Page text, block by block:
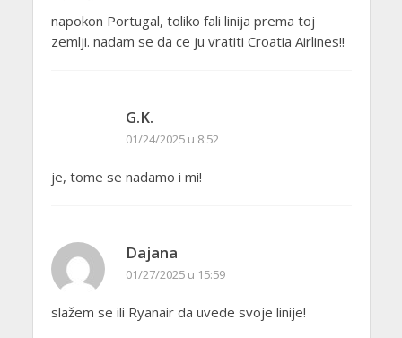
napokon Portugal, toliko fali linija prema toj
zemlji. nadam se da ce ju vratiti Croatia Airlines!!
G.K.
01/24/2025 u 8:52
je, tome se nadamo i mi!
Dajana
01/27/2025 u 15:59
slažem se ili Ryanair da uvede svoje linije!